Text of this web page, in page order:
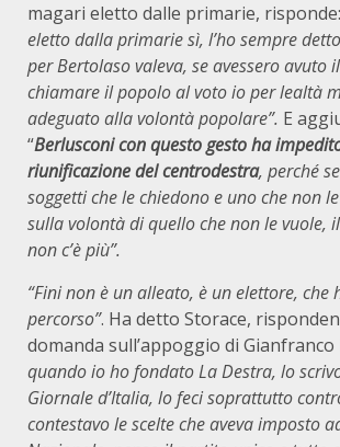
magari eletto dalle primarie,
eletto dalla primarie sì, l’ho sempre
per Bertolaso valeva, se avessero avuto
chiamare il popolo al voto io per lealtà
adeguato alla volontà popolare”. E
“Berlusconi con questo gesto ha
riunificazione del centrodestra, perché
soggetti che le chiedono e uno che non
sulla volontà di quello che non le vuole,
non c’è più”.
“Fini non è un alleato, è un elettore, che
percorso”. Ha detto Storace,
domanda sull’appoggio di Gianfranco
quando io ho fondato La Destra, lo
Giornale d’Italia, lo feci soprattutto
contestavo le scelte che aveva imposto